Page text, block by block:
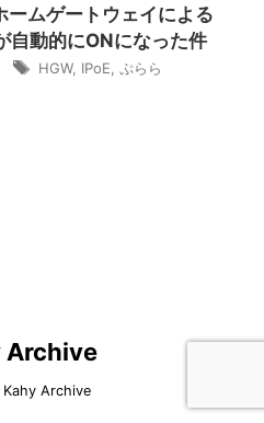
ームゲートウェイによる
自動的にONになった件
HGW, IPoE ぷらら
Archive
Archive